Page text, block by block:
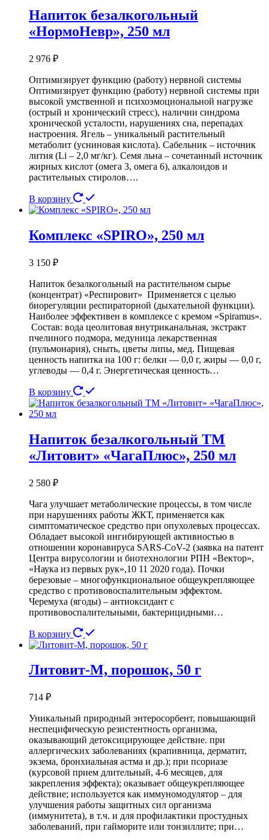
Напиток безалкогольный
«НормоНевр», 250 мл
2 976 ₽
Оптимизирует функцию (работу) нервной системы
Оптимизирует функцию (работу) нервной системы при
высокой умственной и психоэмоциональной нагрузке
(острый и хронический стресс), наличии синдрома
хронической усталости, нарушениях сна, перепадах
настроения. Ягель – уникальный растительный
метаболит (усниновая кислота). Сабельник – источник
лития (Li – 2,0 мг/кг). Семя льна – сочетанный источник
жирных кислот (омега 3, омега 6), алкалоидов и
растительных стиролов….
В корзину
Комплекс «SPIRO», 250 мл
3 150 ₽
Напиток безалкогольный на растительном сырье
(концентрат) «Респировит» Применяется с целью
биорегуляции респираторной (дыхательной функции).
Наиболее эффективен в комплексе с кремом «Spiramus».
Состав: вода цеолитовая внутриканальная, экстракт
пчелиного подмора, медуница лекарственная
(пульмонария), сныть, цветы липы, мед. Пищевая
ценность напитка на 100 г: белки — 0,0 г, жиры — 0,0 г,
углеводы — 0,4 г. Энергетическая ценность…
В корзину
Напиток безалкогольный ТМ
«Литовит» «ЧагаПлюс», 250 мл
2 580 ₽
Чага улучшает метаболические процессы, в том числе
при нарушениях работы ЖКТ, применяется как
симптоматическое средство при опухолевых процессах.
Обладает высокой ингибирующей активностью в
отношении коронавируса SARS-CoV-2 (заявка на патент
Центра вирусологии и биотехнологии РПН «Вектор»,
«Наука из первых рук»,10 11 2020 года). Почки
березовые – многофункциональное общеукрепляющее
средство с противовоспалительным эффектом.
Черемуха (ягоды) – антиоксидант с
противовоспалительными, бактерицидными…
В корзину
Литовит-М, порошок, 50 г
714 ₽
Уникальный природный энтеросорбент, повышающий
неспецифическую резистентность организма,
оказывающий детоксицирующее действие. при
аллергических заболеваниях (крапивница, дерматит,
экзема, бронхиальная астма и др.); при псориазе
(курсовой прием длительный, 4-6 месяцев, для
закрепления эффекта); оказывает общеукрепляющее
действие; используется как иммуномодулятор – для
улучшения работы защитных сил организма
(иммунитета), в т.ч. и для профилактики простудных
заболеваний, при гайморите или тонзиллите; при…